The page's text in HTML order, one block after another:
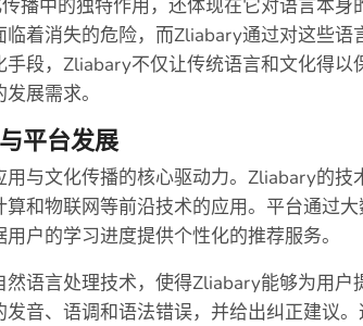
播中的独特作用，还体现在它对语言本身
着消失的危险，而Zliabary通过对这些语
段，Zliabary不仅让传统语言和文化得以
展需求。
平台发展
与文化传播的核心驱动力。Zliabary的技
和物联网等前沿技术的应用。平台通过
户的学习进度提供个性化的推荐服务。
语言处理技术，使得Zliabary能够为用户
音、语调和语法错误，并给出纠正建议